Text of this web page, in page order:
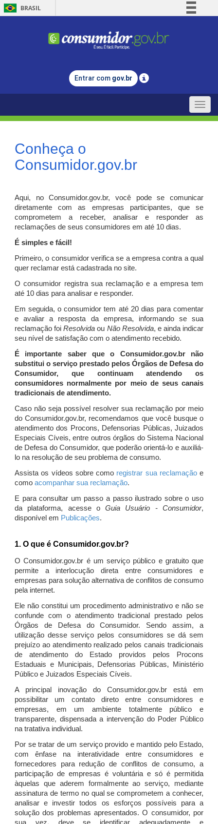
BRASIL
Comunica BR
Legislação
Entrar com gov.br
Toggle
Conheça o
Consumidor.gov.br
Aqui, no Consumidor.gov.br, você pode se comunicar
diretamente com as empresas participantes, que se
comprometem a receber, analisar e responder as
reclamações de seus consumidores em até 10 dias.
É simples e fácil!
Primeiro, o consumidor verifica se a empresa contra a qual
quer reclamar está cadastrada no site.
O consumidor registra sua reclamação e a empresa tem
até 10 dias para analisar e responder.
Em seguida, o consumidor tem até 20 dias para comentar
e avaliar a resposta da empresa, informando se sua
reclamação foiResolvida ou Não Resolvida, e ainda indicar
seu nível de satisfação com o atendimento recebido.
É importante saber que o Consumidor.gov.br não
substitui o serviço prestado pelos Órgãos de Defesa do
Consumidor, que continuam atendendo os
consumidores normalmente por meio de seus canais
tradicionais de atendimento.
Caso não seja possível resolver sua reclamação por meio
do Consumidor.gov.br, recomendamos que você busque o
atendimento dos Procons, Defensorias Públicas, Juizados
Especiais Cíveis, entre outros órgãos do Sistema Nacional
de Defesa do Consumidor, que poderão orientá-lo e auxiliá-
lo na resolução de seu problema de consumo.
Assista os vídeos sobre como registrar sua reclamaçãoe
como acompanhar sua reclamação.
E para consultar um passo a passo ilustrado sobre o uso
da plataforma, acesse oGuia Usuário - Consumidor,
disponível em Publicações.
1. O que é Consumidor.gov.br?
O Consumidor.gov.br é um serviço público e gratuito que
permite a interlocução direta entre consumidores e
empresas para solução alternativa de conflitos de consumo
pela internet.
Ele não constitui um procedimento administrativo e não se
confunde com o atendimento tradicional prestado pelos
Órgãos de Defesa do Consumidor. Sendo assim, a
utilização desse serviço pelos consumidores se dá sem
prejuízo ao atendimento realizado pelos canais tradicionais
de atendimento do Estado providos pelos Procons
Estaduais e Municipais, Defensorias Públicas, Ministério
Público e Juizados Especiais Cíveis.
A principal inovação do Consumidor.gov.br está em
possibilitar um contato direto entre consumidores e
empresas, em um ambiente totalmente público e
transparente, dispensada a intervenção do Poder Público
na tratativa individual.
Por se tratar de um serviço provido e mantido pelo Estado,
com ênfase na interatividade entre consumidores e
fornecedores para redução de conflitos de consumo, a
participação de empresas é voluntária e só é permitida
àquelas que aderem formalmente ao serviço, mediante
assinatura de termo no qual se comprometem a conhecer,
analisar e investir todos os esforços possíveis para a
solução dos problemas apresentados. O consumidor, por